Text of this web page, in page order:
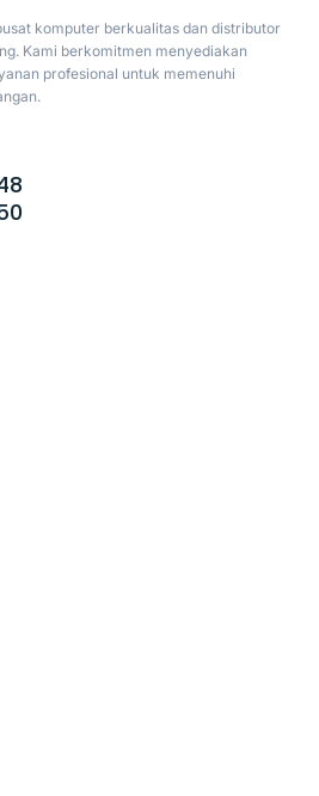
komputer berkualitas dan distributor
Kami berkomitmen menyediakan
profesional untuk memenuhi